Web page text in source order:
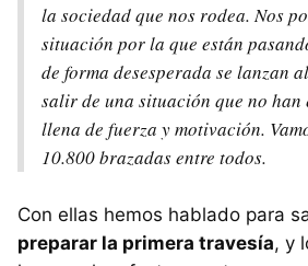
la sociedad que nos rodea. Nos
situación por la que están
de forma desesperada se lanzan
salir de una situación que no han
llena de fuerza y motivación.
10.800 brazadas entre todos.
Con ellas hemos hablado para
preparar la primera travesía, y